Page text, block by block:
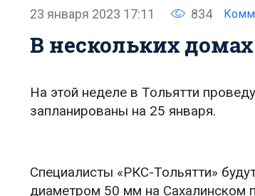
23 января 2023 17:11 834
В нескольких
На этой неделе в Тольятти
запланированы на 25 января.
Специалисты «РКС-Тольятти»
диаметром 50 мм на Сахалинском